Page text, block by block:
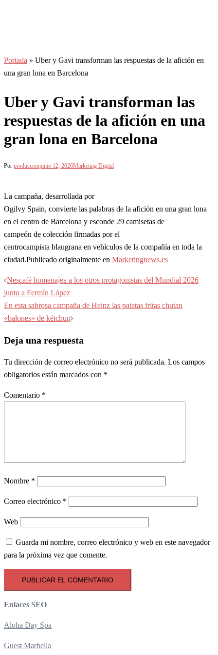
Portada » Uber y Gavi transforman las respuestas de la afición en
una gran lona en Barcelona
Uber y Gavi transforman las
respuestas de la afición en una
gran lona en Barcelona
Por produccionjunio 12, 2026Marketing Digital
La campaña, desarrollada por
Ogilvy Spain, convierte las palabras de la afición en una gran lona
en el centro de Barcelona y esconde 29 camisetas de
campeón de colección firmadas por el
centrocampista blaugrana en vehículos de la compañía en toda la
ciudad.Publicado originalmente en Marketingnews.es
Navegación
de
entradas
Nescafé homenajea a los otros protagonistas del Mundial 2026
junto a Fermín López
En esta sabrosa campaña de Heinz las patatas fritas chutan
«balones» de kétchup
Deja una respuesta
Tu dirección de correo electrónico no será publicada. Los campos
obligatorios están marcados con *
Comentario *
Nombre *
Correo electrónico *
Web
Guarda mi nombre, correo electrónico y web en este navegador
para la próxima vez que comente.
Enlaces SEO
Aloha Day Spa
Guest Marbella